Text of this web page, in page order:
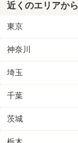
近くのエリアか
東京
神奈川
埼玉
千葉
茨城